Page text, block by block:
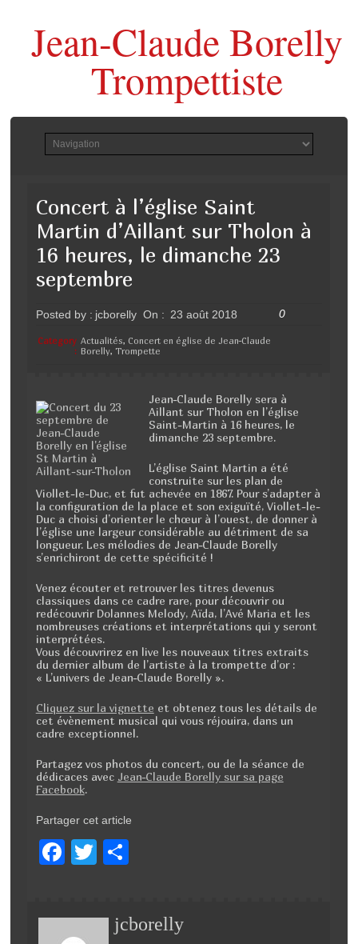
Jean-Claude Borelly
Trompettiste
Concert à l’église Saint
Martin d’Aillant sur Tholon à
16 heures, le dimanche 23
septembre
Posted by : jcborelly On : 23 août 2018 0
Category
:
Actualités, Concert en église de Jean-Claude
Borelly, Trompette
Jean-Claude Borelly sera à
Aillant sur Tholon en l’église
Saint-Martin à 16 heures, le
dimanche 23 septembre.
L’église Saint Martin a été
construite sur les plan de
Viollet-le-Duc, et fut achevée en 1867. Pour s’adapter à
la configuration de la place et son exiguïté, Viollet-le-
Duc a choisi d’orienter le chœur à l’ouest, de donner à
l’église une largeur considérable au détriment de sa
longueur. Les mélodies de Jean-Claude Borelly
s’enrichiront de cette spécificité !
Venez écouter et retrouver les titres devenus
classiques dans ce cadre rare, pour découvrir ou
redécouvrir Dolannes Melody, Aïda, l’Avé Maria et les
nombreuses créations et interprétations qui y seront
interprétées.
Vous découvrirez en live les nouveaux titres extraits
du dernier album de l’artiste à la trompette d’or :
« L’univers de Jean-Claude Borelly ».
Cliquez sur la vignette et obtenez tous les détails de
cet évènement musical qui vous réjouira, dans un
cadre exceptionnel.
Partagez vos photos du concert, ou de la séance de
dédicaces avec Jean-Claude Borelly sur sa page
Facebook.
Partager cet article
F
T
er g
jcborelly